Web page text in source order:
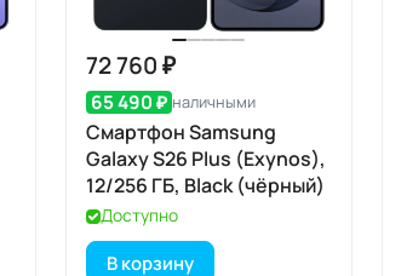
72 760 ₽
65 490 ₽ наличными
Смартфон Samsung
Galaxy S26 Plus (Exynos),
12/256 ГБ, Black (чёрный)
Доступно
В корзину